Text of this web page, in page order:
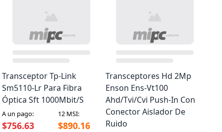
Transceptor Tp-Link
Sm5110-Lr Para Fibra
Óptica Sft 1000Mbit/S
A un pago: 12 MSI:
$756.63 $890.16
Transceptores Hd 2Mp
Enson Ens-Vt100
Ahd/Tvi/Cvi Push-In Con
Conector Aislador De
Ruido